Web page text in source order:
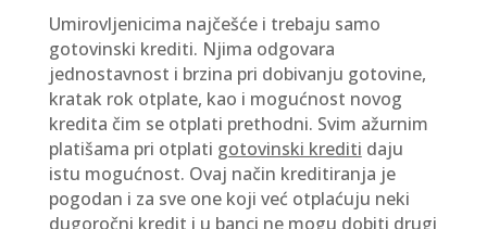
Umirovljenicima najčešće i trebaju samo
gotovinski krediti. Njima odgovara
jednostavnost i brzina pri dobivanju gotovine,
kratak rok otplate, kao i mogućnost novog
kredita čim se otplati prethodni. Svim ažurnim
platišama pri otplati gotovinski krediti daju
istu mogućnost. Ovaj način kreditiranja je
pogodan i za sve one koji već otplaćuju neki
dugoročni kredit i u banci ne mogu dobiti drugi